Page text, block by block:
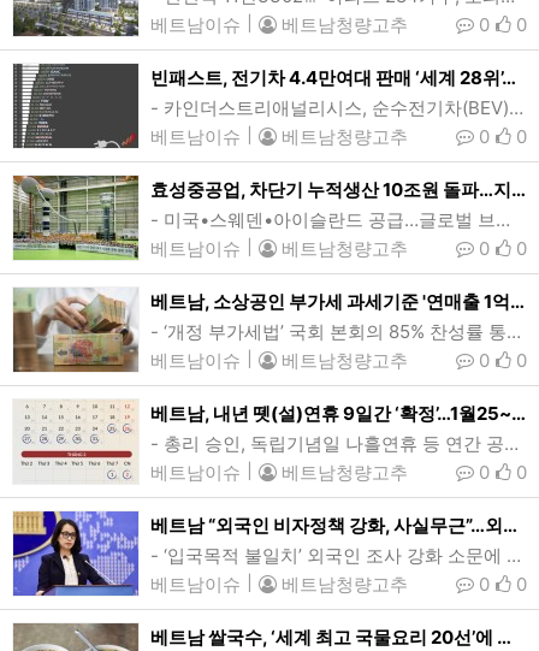
베트남이슈
베트남청량고추 0
0
빈패스트, 전기차 4.4만여대 판매 ‘세계 28위’…혼다·마쯔다 제쳐
- 카인더스트리애널리시스, 순수전기차(BEV) 기준 세계 42개 제조사 순위 발표- 테슬라 130만대 1위, 비야디(117만), 지리(50.7만) 순…현대차 31.6만여대 6위베트남 토종 전기차제조회사 빈패스트는 올들어 글로벌시장 판매량 4.4만여대로 세계 42대 자동차 제조사 가운데 28위에 이름을 올렸다. (그래픽=Car Industry Analysis)[인사이드비나=호치민, 윤준호 기자] 베트남 토종 전기차제조회사 빈패스트(VinFast 나스닥 증권코드 VFS)가 올들어 전기차 판매량 세계 28위를 기록한 것…
베트남이슈
베트남청량고추 0
0
효성중공업, 차단기 누적생산 10조원 돌파…지속적 R&D투자로 기술선도
- 미국•스웨덴•아이슬란드 공급…글로벌 브랜드 자리잡아효성중공업 임직원들이 창원공장에서 차단기 누적생산 10조원 돌파 기념식을 갖고 있다. 효성중공업은 북미•중동•유럽 등 세계 40개국에 차단기를 공급하며 글로벌 브랜드로 자리잡았다. (사진=효성중공업)[인사이드비나=문동원 기자] 효성중공업 창원공장이 차단기 누적생산 10조원을 돌파, 국내 중전기기 업체중 최초기록을 세웠다.효성중공업은 지난 26일 창원공장에서 우태희 대표, 권기영 차단기사업 총괄전무, 김진호 창원공장장 등 임직원 400여명이 참석한 가운데 ‘차단기 생산 1…
베트남이슈
베트남청량고추 0
0
베트남, 소상공인 부가세 과세기준 '연매출 1억→2억동' 상향
- ‘개정 부가세법’ 국회 본회의 85% 찬성률 통과…2026년 1월 시행- 전국 550만가구 GDP의 30% 차지, 납세자 62만가구↓…연간 감세규모 2.6조동(1억달러)법개정에 따라 오는 2026년부터 베트남 소상공인의 부가세 과세 기준이 현재 연매출 1억동(3930달러)에서 2억동(7870달러)으로 상향된다. (사진=VnExpress/Giang Huy)[인사이드비나=하노이, 장연환 기자] 베트남 소상공인의 부가세 과세기준이 현재 연매출 1억동(3930달러)에서 2억동(7870달러)으로 상향된다.베트남 국회는 …
베트남이슈
베트남청량고추 0
0
베트남, 내년 뗏(설)연휴 9일간 ‘확정’…1월25~2월2일
- 총리 승인, 독립기념일 나흘연휴 등 연간 공휴일 11일- 통일절(4월30일), 주간 근무일↔토요일 조정…주말포함 닷새연휴베트남이 내년 1월25일(토)부터 2월2일(일)까지 9일간의 뗏연휴를 맞는다. 이에 따라 베트남의 공무원과 공공∙민간부문 근로자들은 9일간(주말 4일)의 휴무한뒤 2월3일(월)부터 업무에 복귀하게 된다. (사진=VnExpress/Dang Hieu)[인사이드비나=하노이, 이승윤 기자] 베트남이 을사년(乙巳年)인 내년 1월25일(토)부터 2월2일(일)까지 9일간의 뗏(Tet 설)연휴를 맞는다.정부…
베트남이슈
베트남청량고추 0
0
베트남 “외국인 비자정책 강화, 사실무근”…외교부 공식입장
- ‘입국목적 불일치’ 외국인 조사 강화 소문에 대한 논평베트남이 최근 외국인들에 대한 비자 통제를 강화하고 있다는 일각의 주장에 사실무근이라며 강력 부인했다. 베트남은 지난해 8월15일부터 전자비자(e비자) 발급 대상국 제한을 없애고 체류기간을 대폭 늘린 완화된 비자정책을 시행하고 있다. (사진=베트남 외교부)[인사이드비나=하노이, 떤 풍(Tan phung) 기자] 베트남이 최근 외국인들에 대한 비자 통제를 강화하고 있다는 일각의 주장에 사실무근이라며 강력 부인했다.팜 투 항(Pham Thu H…
베트남이슈
베트남청량고추 0
0
베트남 쌀국수, ‘세계 최고 국물요리 20선’에 꼽혀…美 CNN